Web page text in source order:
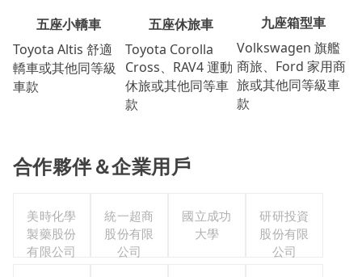
五座小轎車
Toyota Altis 舒適
轎車或其他同等級
車款
五座休旅車
Toyota Corolla
Cross、RAV4 運動
休旅或其他同等車
款
九座箱型車
Volkswagen 旗艦
商旅、Ford 家用商
旅或其他同等級車
款
合作夥伴＆企業用戶
美時化學
製藥股份
有限公司
統一超商
股份有限
公司
國立成功
大學
研研投資
股份有限
公司